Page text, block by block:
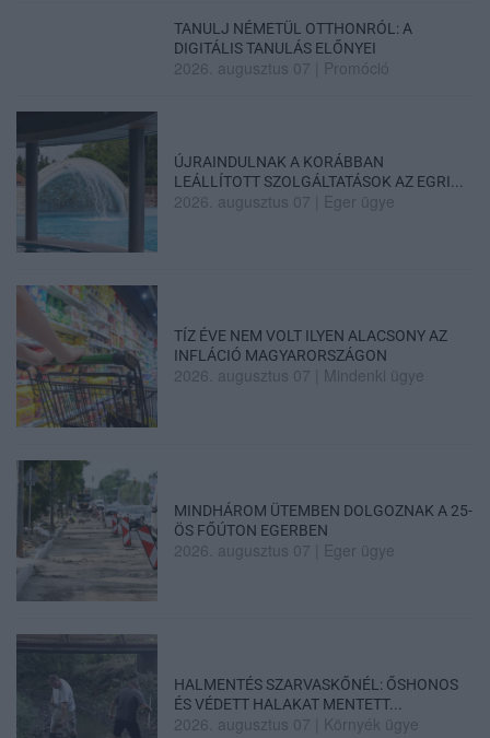
TANULJ NÉMETÜL OTTHONRÓL: A
DIGITÁLIS TANULÁS ELŐNYEI
2026. augusztus 07 Promóció
ÚJRAINDULNAK A KORÁBBAN
LEÁLLÍTOTT SZOLGÁLTATÁSOK AZ EGRI...
2026. augusztus 07 Eger ügye
TÍZ ÉVE NEM VOLT ILYEN ALACSONY AZ
INFLÁCIÓ MAGYARORSZÁGON
2026. augusztus 07 Mindenki ügye
MINDHÁROM ÜTEMBEN DOLGOZNAK A 25-
ÖS FŐÚTON EGERBEN
2026. augusztus 07 Eger ügye
HALMENTÉS SZARVASKŐNÉL: ŐSHONOS
ÉS VÉDETT HALAKAT MENTETT...
2026. augusztus 07 Környék ügye